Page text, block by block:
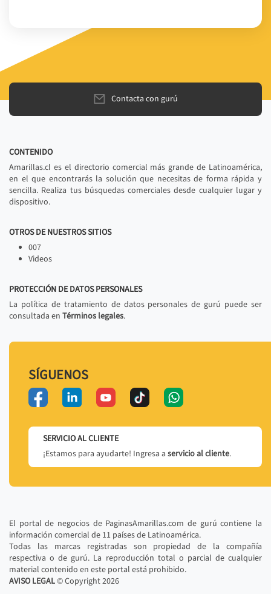
Contacta con gurú
CONTENIDO
Amarillas.cl es el directorio comercial más grande de Latinoamérica,
en el que encontrarás la solución que necesitas de forma rápida y
sencilla. Realiza tus búsquedas comerciales desde cualquier lugar y
dispositivo.
OTROS DE NUESTROS SITIOS
007
Videos
PROTECCIÓN DE DATOS PERSONALES
La política de tratamiento de datos personales de gurú puede ser
consultada en Términos legales.
SÍGUENOS
SERVICIO AL CLIENTE
¡Estamos para ayudarte! Ingresa a servicio al cliente.
El portal de negocios de PaginasAmarillas.com de gurú contiene la
información comercial de 11 países de Latinoamérica.
Todas las marcas registradas son propiedad de la compañía
respectiva o de gurú. La reproducción total o parcial de cualquier
material contenido en este portal está prohibido.
AVISO LEGAL© Copyright2026